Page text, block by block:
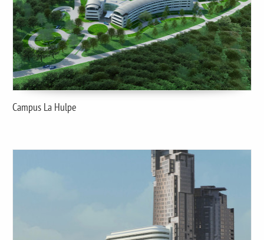
Campus La Hulpe